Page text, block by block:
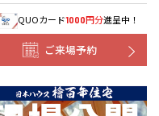
QUOカード1000円分進呈中！
ご来場予約